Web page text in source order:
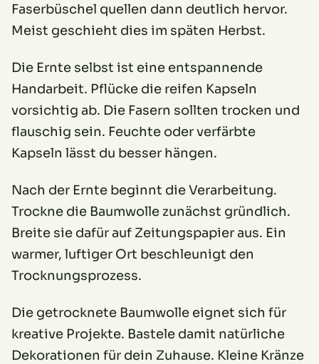
Faserbüschel quellen dann deutlich hervor.
Meist geschieht dies im späten Herbst.
Die Ernte selbst ist eine entspannende
Handarbeit. Pflücke die reifen Kapseln
vorsichtig ab. Die Fasern sollten trocken und
flauschig sein. Feuchte oder verfärbte
Kapseln lässt du besser hängen.
Nach der Ernte beginnt die Verarbeitung.
Trockne die Baumwolle zunächst gründlich.
Breite sie dafür auf Zeitungspapier aus. Ein
warmer, luftiger Ort beschleunigt den
Trocknungsprozess.
Die getrocknete Baumwolle eignet sich für
kreative Projekte. Bastele damit natürliche
Dekorationen für dein Zuhause. Kleine Kränze